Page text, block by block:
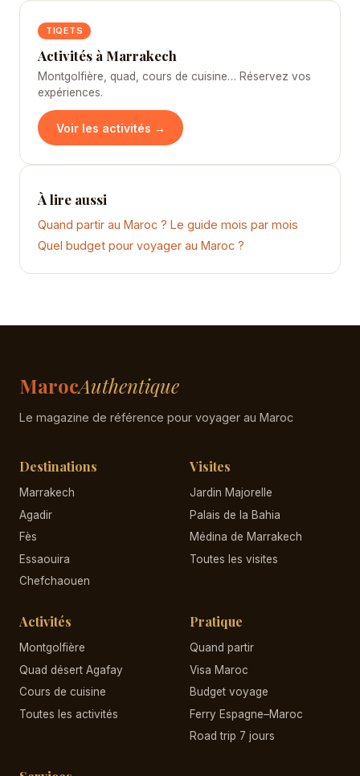
TIQETS
Activités à Marrakech
Montgolfière, quad, cours de cuisine… Réservez vos
expériences.
Voir les activités →
À lire aussi
Quand partir au Maroc ? Le guide mois par mois
Quel budget pour voyager au Maroc ?
MarocAuthentique
Le magazine de référence pour voyager au Maroc
Destinations
Marrakech
Agadir
Fès
Essaouira
Chefchaouen
Visites
Jardin Majorelle
Palais de la Bahia
Médina de Marrakech
Toutes les visites
Activités
Montgolfière
Quad désert Agafay
Cours de cuisine
Toutes les activités
Pratique
Quand partir
Visa Maroc
Budget voyage
Ferry Espagne–Maroc
Road trip 7 jours